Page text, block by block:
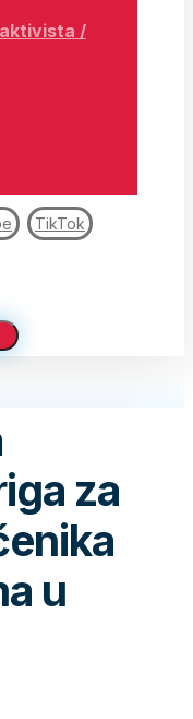
/
TikTok
za
u